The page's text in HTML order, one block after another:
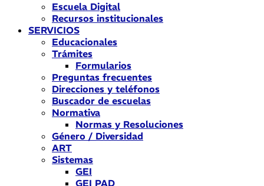
Escuela Digital
Recursos institucionales
SERVICIOS
Educacionales
Trámites
Formularios
Preguntas frecuentes
Direcciones y teléfonos
Buscador de escuelas
Normativa
Normas y Resoluciones
Género / Diversidad
ART
Sistemas
GEI
GEI PAD